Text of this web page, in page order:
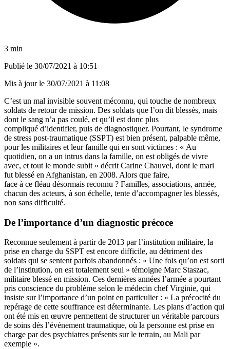
3 min
Publié le 30/07/2021 à 10:51
Mis à jour le 30/07/2021 à 11:08
C’est un mal invisible souvent méconnu, qui touche de nombreux
soldats de retour de mission. Des soldats que l’on dit blessés, mais
dont le sang n’a pas coulé, et qu’il est donc plus
compliqué d’identifier, puis de diagnostiquer. Pourtant, le syndrome
de stress post-traumatique (SSPT) est bien présent, palpable même,
pour les militaires et leur famille qui en sont victimes : « Au
quotidien, on a un intrus dans la famille, on est obligés de vivre
avec, et tout le monde subit » décrit Carine Chauvel, dont le mari
fut blessé en Afghanistan, en 2008. Alors que faire,
face à ce fléau désormais reconnu ? Familles, associations, armée,
chacun des acteurs, à son échelle, tente d’accompagner les blessés,
non sans difficulté.
De l’importance d’un diagnostic précoce
Reconnue seulement à partir de 2013 par l’institution militaire, la
prise en charge du SSPT est encore difficile, au détriment des
soldats qui se sentent parfois abandonnés : « Une fois qu’on est sorti
de l’institution, on est totalement seul » témoigne Marc Staszac,
militaire blessé en mission. Ces dernières années l’armée a pourtant
pris conscience du problème selon le médecin chef Virginie, qui
insiste sur l’importance d’un point en particulier : « La précocité du
repérage de cette souffrance est déterminante. Les plans d’action qui
ont été mis en œuvre permettent de structurer un véritable parcours
de soins dès l’événement traumatique, où la personne est prise en
charge par des psychiatres présents sur le terrain, au Mali par
exemple ».